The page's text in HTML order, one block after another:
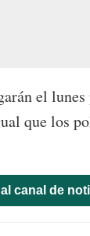
el lunes
que los
canal de